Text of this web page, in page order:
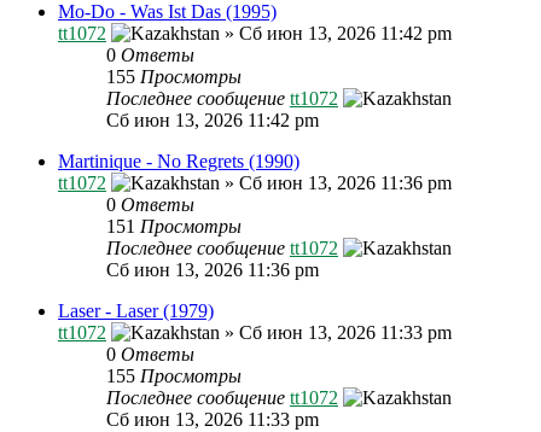
Mo-Do - Was Ist Das (1995)
tt1072
» Сб июн 13, 2026 11:42 pm
0 Ответы
155 Просмотры
Последнее сообщение tt1072
Сб июн 13, 2026 11:42 pm
Martinique - No Regrets (1990)
tt1072
» Сб июн 13, 2026 11:36 pm
0 Ответы
151 Просмотры
Последнее сообщение tt1072
Сб июн 13, 2026 11:36 pm
Laser - Laser (1979)
tt1072
» Сб июн 13, 2026 11:33 pm
0 Ответы
155 Просмотры
Последнее сообщение tt1072
Сб июн 13, 2026 11:33 pm